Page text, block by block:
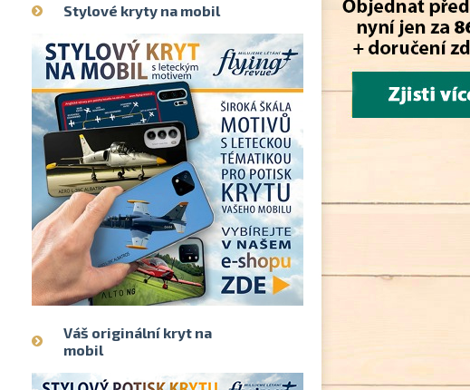
Stylové kryty na mobil
Váš originální kryt na
mobil